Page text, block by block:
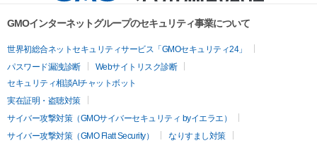
GMOインターネットグループのセキュリティ事業について
世界初総合ネットセキュリティサービス「GMOセキュリティ24」
パスワード漏洩診断
Webサイトリスク診断
セキュリティ相談AIチャットボット
実在証明・盗聴対策
サイバー攻撃対策（GMOサイバーセキュリティ byイエラエ）
サイバー攻撃対策（GMO Flatt Security）
なりすまし対策